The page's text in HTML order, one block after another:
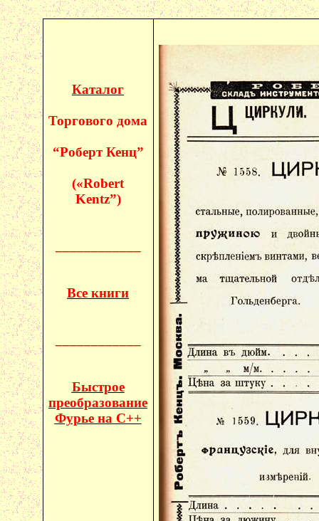
Каталог
Торгового дома
“РобертКенц”
(«Robert
Kentz”)
Все книги
Быстрое
преобразование
Фурье на C++